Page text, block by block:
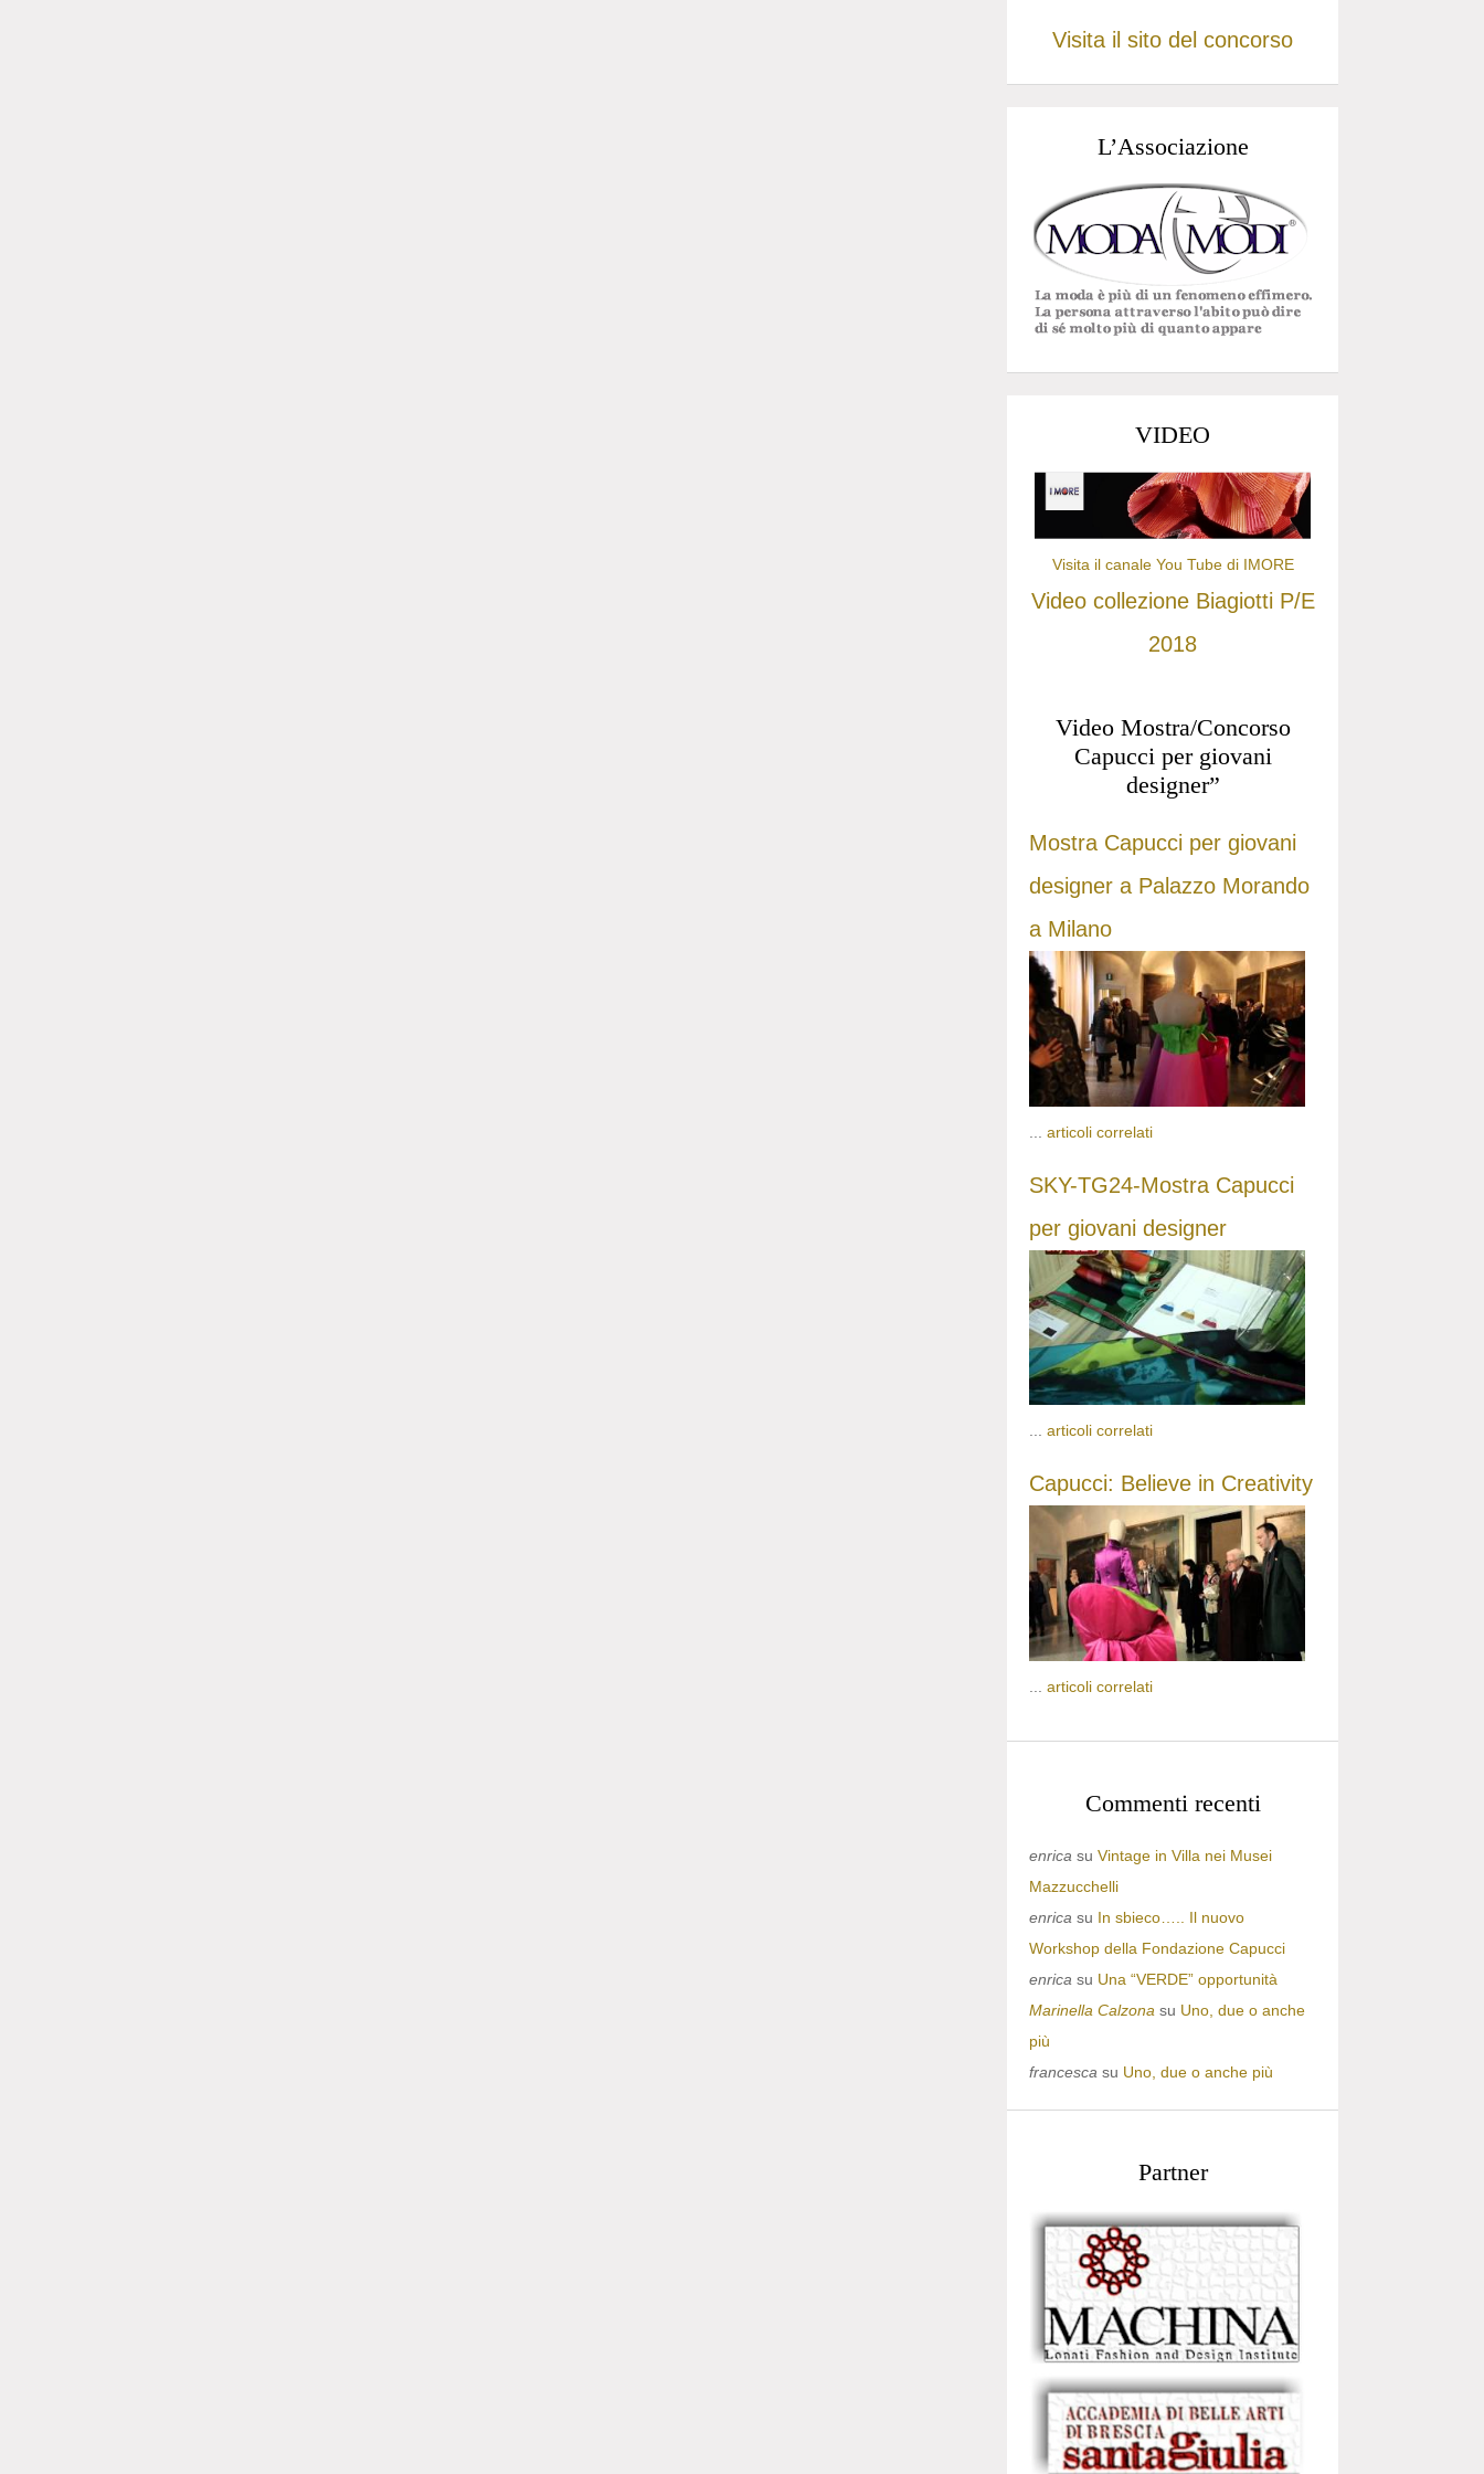
Visita il sito del concorso
L’Associazione
VIDEO
Visita il canale You Tube di IMORE
Video collezione Biagiotti P/E
2018
Video Mostra/Concorso
Capucci per giovani
designer”
Mostra Capucci per giovani
designer a Palazzo Morando
a Milano
articoli correlati
SKY-TG24-Mostra Capucci
per giovani designer
... articoli correlati
Capucci: Believe in Creativity
articoli correlati
Commenti recenti
enrica su Vintage in Villa nei Musei
Mazzucchelli
enrica su In sbieco….. Il nuovo
Workshop della Fondazione Capucci
enrica su Una “VERDE” opportunità
Marinella Calzona su Uno, due o anche
più
francesca su Uno, due o anche più
Partner